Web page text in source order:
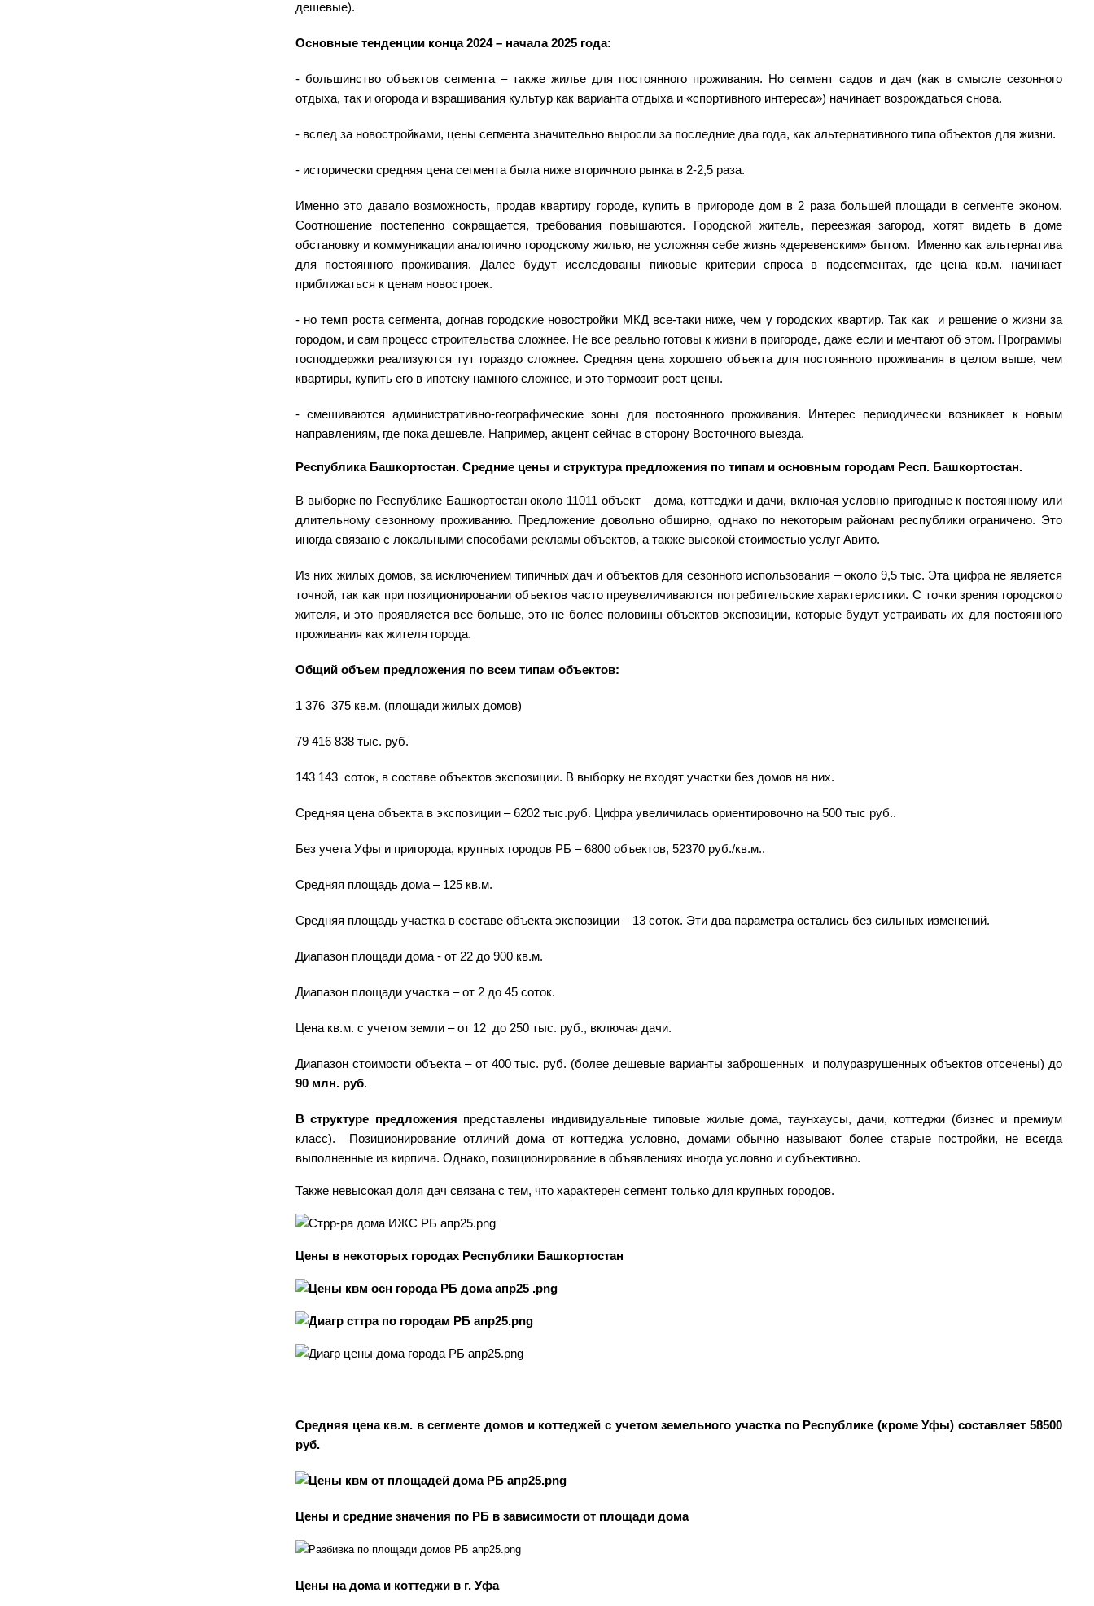
дешевые).
Основные тенденции конца 2024 – начала 2025 года:
- большинство объектов сегмента – также жилье для постоянного проживания. Но сегмент садов и дач (как в смысле сезонного
отдыха, так и огорода и взращивания культур как варианта отдыха и «спортивного интереса») начинает возрождаться снова.
- вслед за новостройками, цены сегмента значительно выросли за последние два года, как альтернативного типа объектов для жизни.
- исторически средняя цена сегмента была ниже вторичного рынка в 2-2,5 раза.
Именно это давало возможность, продав квартиру городе, купить в пригороде дом в 2 раза большей площади в сегменте эконом.
Соотношение постепенно сокращается, требования повышаются. Городской житель, переезжая загород, хотят видеть в доме
обстановку и коммуникации аналогично городскому жилью, не усложняя себе жизнь «деревенским» бытом. Именно как альтернатива
для постоянного проживания. Далее будут исследованы пиковые критерии спроса в подсегментах, где цена кв.м. начинает
приближаться к ценам новостроек.
- но темп роста сегмента, догнав городские новостройки МКД все-таки ниже, чем у городских квартир. Так как и решение о жизни за
городом, и сам процесс строительства сложнее. Не все реально готовы к жизни в пригороде, даже если и мечтают об этом. Программы
господдержки реализуются тут гораздо сложнее. Средняя цена хорошего объекта для постоянного проживания в целом выше, чем
квартиры, купить его в ипотеку намного сложнее, и это тормозит рост цены.
- смешиваются административно-географические зоны для постоянного проживания. Интерес периодически возникает к новым
направлениям, где пока дешевле. Например, акцент сейчас в сторону Восточного выезда.
Республика Башкортостан. Средние цены и структура предложения по типам и основным городам Респ. Башкортостан.
В выборке по Республике Башкортостан около 11011 объект – дома, коттеджи и дачи, включая условно пригодные к постоянному или
длительному сезонному проживанию. Предложение довольно обширно, однако по некоторым районам республики ограничено. Это
иногда связано с локальными способами рекламы объектов, а также высокой стоимостью услуг Авито.
Из них жилых домов, за исключением типичных дач и объектов для сезонного использования – около 9,5 тыс. Эта цифра не является
точной, так как при позиционировании объектов часто преувеличиваются потребительские характеристики. С точки зрения городского
жителя, и это проявляется все больше, это не более половины объектов экспозиции, которые будут устраивать их для постоянного
проживания как жителя города.
Общий объем предложения по всем типам объектов:
1 376 375 кв.м. (площади жилых домов)
79 416 838 тыс. руб.
143 143 соток, в составе объектов экспозиции. В выборку не входят участки без домов на них.
Средняя цена объекта в экспозиции – 6202 тыс.руб. Цифра увеличилась ориентировочно на 500 тыс руб..
Без учета Уфы и пригорода, крупных городов РБ – 6800 объектов, 52370 руб./кв.м..
Средняя площадь дома – 125 кв.м.
Средняя площадь участка в составе объекта экспозиции – 13 соток. Эти два параметра остались без сильных изменений.
Диапазон площади дома - от 22 до 900 кв.м.
Диапазон площади участка – от 2 до 45 соток.
Цена кв.м. с учетом земли – от 12 до 250 тыс. руб., включая дачи.
Диапазон стоимости объекта – от 400 тыс. руб. (более дешевые варианты заброшенных и полуразрушенных объектов отсечены) до
90 млн. руб.
В структуре предложения представлены индивидуальные типовые жилые дома, таунхаусы, дачи, коттеджи (бизнес и премиум
класс). Позиционирование отличий дома от коттеджа условно, домами обычно называют более старые постройки, не всегда
выполненные из кирпича. Однако, позиционирование в объявлениях иногда условно и субъективно.
Также невысокая доля дач связана с тем, что характерен сегмент только для крупных городов.
Цены в некоторых городах Республики Башкортостан
Средняя цена кв.м. в сегменте домов и коттеджей с учетом земельного участка по Республике (кроме Уфы) составляет 58500
руб.
Цены и средние значения по РБ в зависимости от площади дома
Цены на дома и коттеджи в г. Уфа